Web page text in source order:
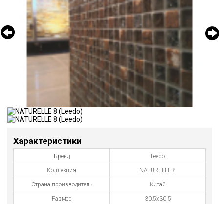
Характеристики
Бренд Leedo
Коллекция NATURELLE 8
Страна производитель Китай
Размер 30.5х30.5